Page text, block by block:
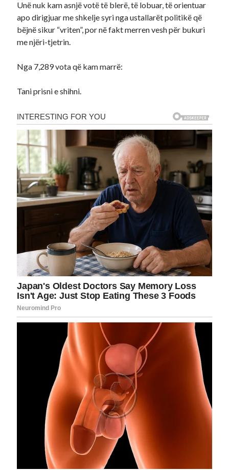
Unë nuk kam asnjë votë të blerë, të lobuar, të orientuar
apo dirigjuar me shkelje syri nga ustallarët politikë që
bëjnë sikur “vriten”, por në fakt merren vesh për bukuri
me njëri-tjetrin.
Nga 7,289 vota që kam marrë:
Tani prisni e shihni.